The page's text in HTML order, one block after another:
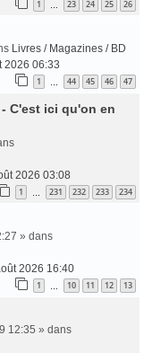
1 23 24 25 26
Livres / Magazines / BD
2026 06:33
1 44 45 46 47
C'est ici qu'on en
2026 03:08
1 231 232 233 234
» dans
2026 16:40
1 10 11 12 13
12:35 » dans